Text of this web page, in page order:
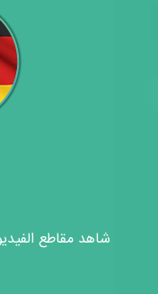
شاهد مقاطع